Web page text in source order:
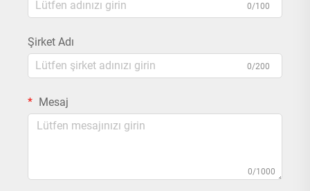
0/100
Şirket Adı
0/200
Mesaj
0/1000